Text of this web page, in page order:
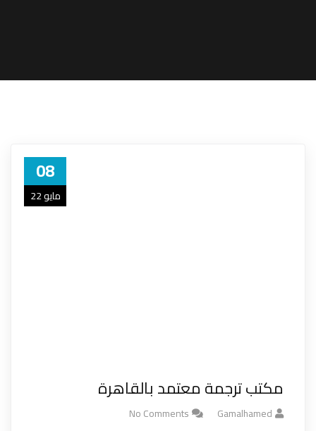
08
مايو 22
مكتب ترجمة معتمد بالقاهرة
Gamalhamed
No Comments